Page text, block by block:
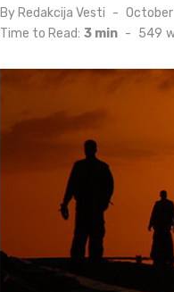
By Redakcija Vesti
Posted
October
Time to Read: 3 min - 549